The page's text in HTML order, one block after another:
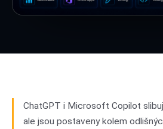
ChatGPT i Microsoft Copilot
ale jsou postaveny kolem